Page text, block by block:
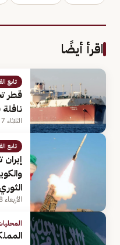
اقرأ أيضًا
تابع
قطر
الثلاثاء 7 يوليو 2026
تابع
الثوري
الأربعاء 8 يوليو 2026